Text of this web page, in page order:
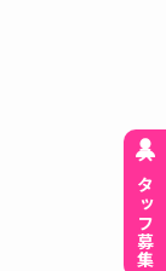
スタッフ募集